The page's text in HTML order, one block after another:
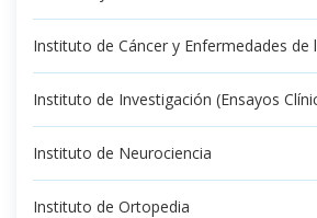
Instituto de Cáncer y Enfermedades de
Instituto de Investigación (Ensayos
Instituto de Neurociencia
Instituto de Ortopedia